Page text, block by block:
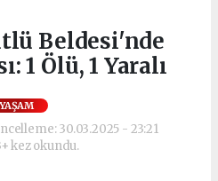
Beldesi'nde
1 Ölü, 1 Yaralı
YAŞAM
30.03.2025 - 23:21
kez okundu.